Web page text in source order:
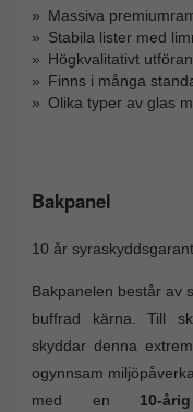
Massiva
Stabila lister med
Högkvalitativt
Finns i många
Olika typer av glas
Bakpanel
10 år
Bakpanelen består av
buffrad kärna. Till
skyddar denna
ogynnsam
med en 10-